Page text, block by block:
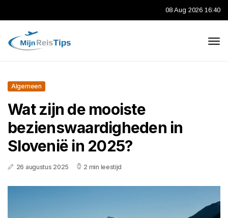
08 Aug 2026 16:40
Algemeen
Wat zijn de mooiste
bezienswaardigheden in
Slovenië in 2025?
26 augustus 2025 2 min leestijd